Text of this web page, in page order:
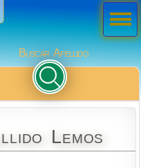
Buscar Apellido
Lemos
Men
ú